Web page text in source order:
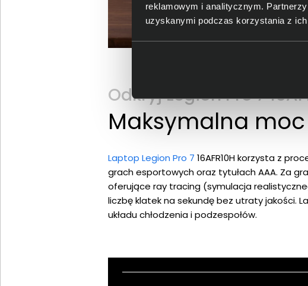
reklamowym i analitycznym.
uzyskanymi podczas korzystania z ich
Odkryj Legion Pro 7
Maksymalna
Laptop Legion Pro 7 16AFR10H korzysta z
grach esportowych oraz tytułach AAA. Za
oferujące ray tracing (symulacja
liczbę klatek na sekundę bez utraty jakości.
układu chłodzenia i podzespołów.